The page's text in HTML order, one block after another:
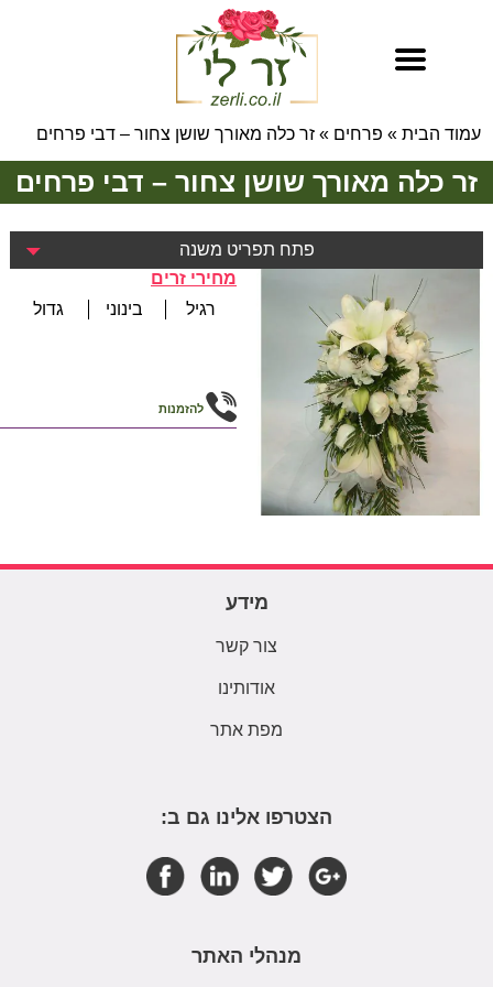
עמוד הבית » פרחים » זר כלה מאורך שושן צחור – דבי פרחים
זר כלה מאורך שושן צחור – דבי פרחים
פתח תפריט משנה
מחירי זרים
רגיל
בינוני גדול
להזמנות
מידע
צור קשר
אודותינו
מפת אתר
הצטרפו אלינו גם ב:
מנהלי האתר